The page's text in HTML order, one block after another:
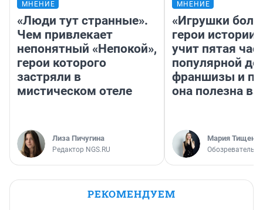
МНЕНИЕ
«Люди тут странные».
Чем привлекает
непонятный «Непокой»,
герои которого
застряли в
мистическом отеле
Лиза Пичугина
Редактор NGS.RU
МНЕНИЕ
«Игрушки
герои
учит пятая
популярной
франшизы и
она полезна
Мария Тищенко
Обозреватель
РЕКОМЕНДУЕМ